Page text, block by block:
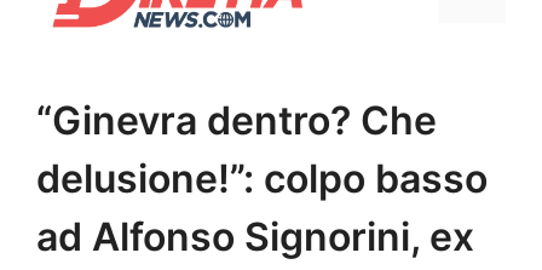
contenuto
“Ginevra dentro? Che
delusione!”: colpo basso
ad Alfonso Signorini, ex